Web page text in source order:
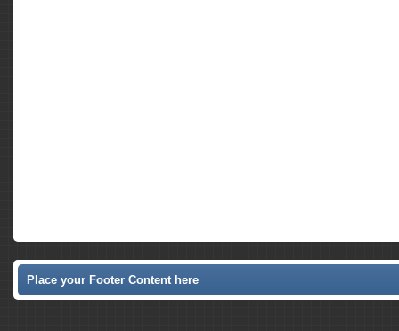
Place your Footer Content here